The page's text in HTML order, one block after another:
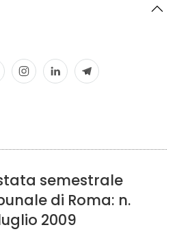
semestrale
di Roma: n.
2009